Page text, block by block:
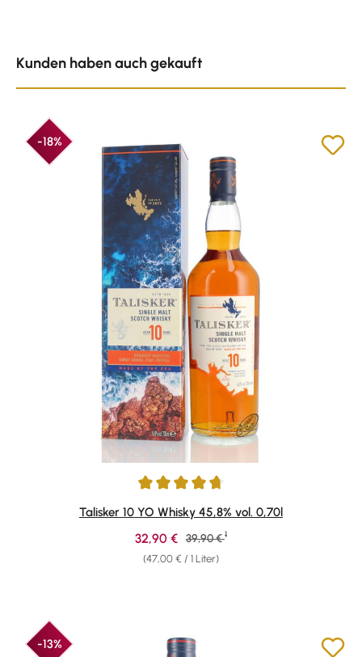
Kunden haben auch gekauft
-18%
Durchschnittliche Bewertung von 4.78 von 5 Sternen
Talisker 10 YO Whisky 45,8% vol. 0,70l
(47,00 € / 1 Liter)
Verkaufspreis:
32,90 € Regulärer Preis:
39,90 € 1
-13%